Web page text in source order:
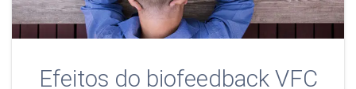
Efeitos do biofeedback VFC